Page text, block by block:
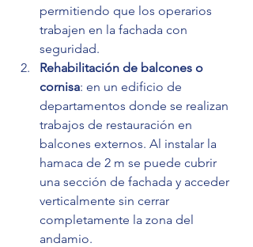
permitiendo que los operarios
trabajen en la fachada con
seguridad.
Rehabilitación de balcones o
cornisa: en un edificio de
departamentos donde se realizan
trabajos de restauración en
balcones externos. Al instalar la
hamaca de 2 m se puede cubrir
una sección de fachada y acceder
verticalmente sin cerrar
completamente la zona del
andamio.